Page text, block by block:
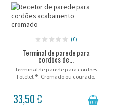
(0)
Terminal de parede para
cordões de...
Terminal de parede para cordões
Potelet ® . Cromado ou dourado.
33,50 €